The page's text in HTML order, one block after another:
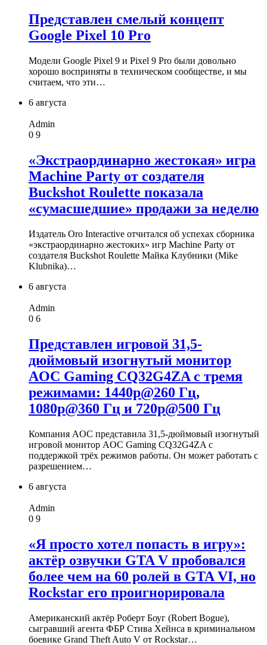
Представлен смелый концепт
Google Pixel 10 Pro
Модели Google Pixel 9 и Pixel 9 Pro были довольно
хорошо восприняты в техническом сообществе, и мы
считаем, что эти…
6 августа
Admin
0 9
«Экстраординарно жестокая» игра
Machine Party от создателя
Buckshot Roulette показала
«сумасшедшие» продажи за неделю
Издатель Oro Interactive отчитался об успехах сборника
«экстраординарно жестоких» игр Machine Party от
создателя Buckshot Roulette Майка Клубники (Mike
Klubnika)…
6 августа
Admin
0 6
Представлен игровой 31,5-
дюймовый изогнутый монитор
AOC Gaming CQ32G4ZA с тремя
режимами: 1440p@260 Гц,
1080p@360 Гц и 720p@500 Гц
Компания AOC представила 31,5-дюймовый изогнутый
игровой монитор AOC Gaming CQ32G4ZA с
поддержкой трёх режимов работы. Он может работать с
разрешением…
6 августа
Admin
0 9
«Я просто хотел попасть в игру»:
актёр озвучки GTA V пробовался
более чем на 60 ролей в GTA VI, но
Rockstar его проигнорировала
Американский актёр Роберт Боуг (Robert Bogue),
сыгравший агента ФБР Стива Хейнса в криминальном
боевике Grand Theft Auto V от Rockstar…